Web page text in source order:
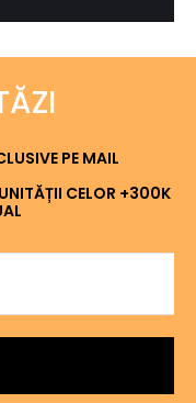
PE MAIL
CELOR +300K